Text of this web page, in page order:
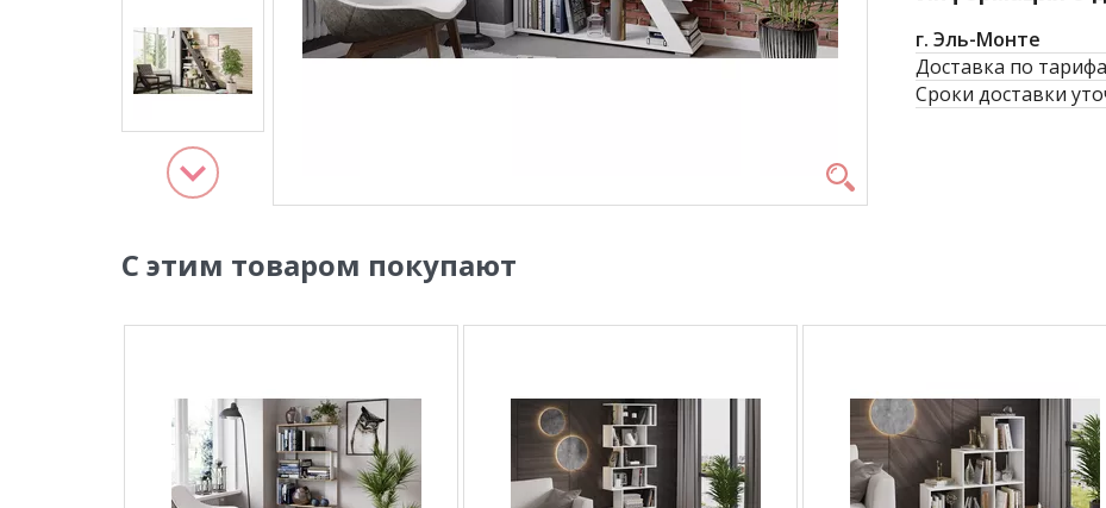
г. Эль-Монте
Доставка по
Сроки доставки
С этим товаром покупают